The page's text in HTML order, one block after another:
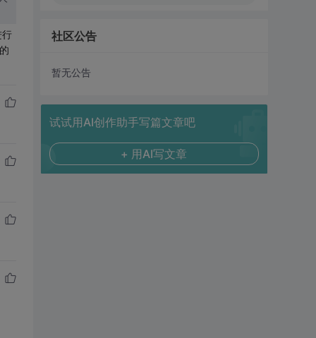
社区公告
暂无公告
试试用AI创作助手写篇文章吧
+ 用AI写文章